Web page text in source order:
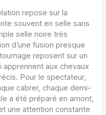
repose sur la
souvent en selle sans
selle noire très
d’une fusion presque
reposent sur un
aux chevaux
Pour le spectateur,
cabrer, chaque demi-
a été préparé en amont,
une attention constante